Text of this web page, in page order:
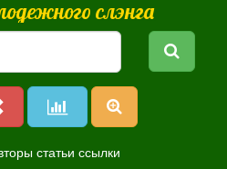
слэнга
статьи ссылки